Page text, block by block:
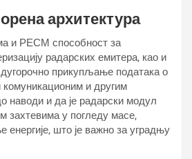
архитектура
и РЕСМ способност за
радарских емитера, као и
прикупљање података о
и другим
наводи и да је радарски модул
захтевима у погледу масе,
енергије, што је важно за уградњу